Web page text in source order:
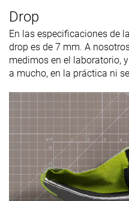
Drop
En las especificaciones de
drop es de 7 mm. A
medimos en el laboratorio,
a mucho, en la práctica ni